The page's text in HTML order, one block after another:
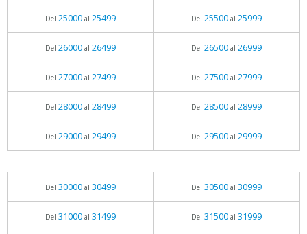
Del 25000al 25499 Del 25500al 25999
Del 26000al 26499 Del 26500al 26999
Del 27000al 27499 Del 27500al 27999
Del 28000al 28499 Del 28500al 28999
Del 29000al 29499 Del 29500al 29999
Del 30000al 30499 Del 30500al 30999
Del 31000al 31499 Del 31500al 31999